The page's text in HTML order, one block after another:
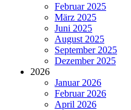
Februar 2025
März 2025
Juni 2025
August 2025
September 2025
Dezember 2025
2026
Januar 2026
Februar 2026
April 2026